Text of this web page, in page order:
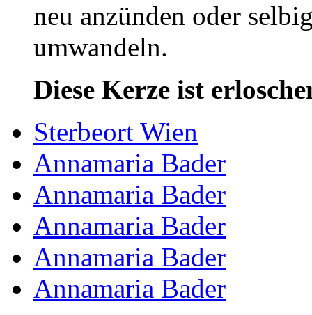
neu anzünden oder
umwandeln.
Diese Kerze ist
Sterbeort Wien
Annamaria Bader
Annamaria Bader
Annamaria Bader
Annamaria Bader
Annamaria Bader